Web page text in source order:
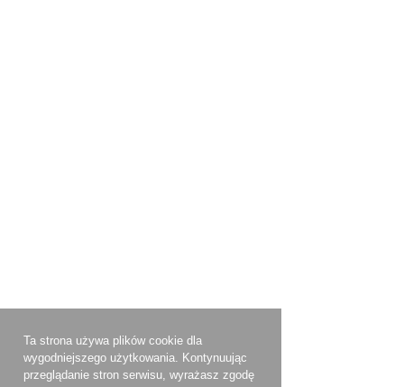
Ta strona używa plików cookie dla
wygodniejszego użytkowania. Kontynuując
przeglądanie stron serwisu, wyrażasz zgodę